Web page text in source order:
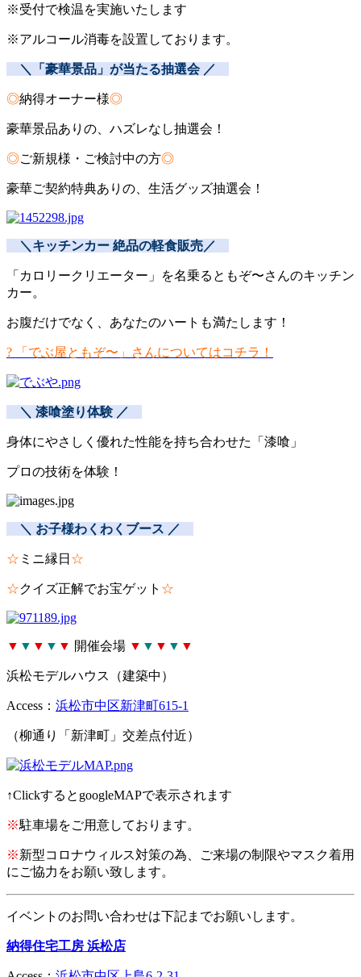
※受付で検温を実施いたします
※アルコール消毒を設置しております。
＼「豪華景品」が当たる抽選会 ／
◎納得オーナー様◎
豪華景品ありの、ハズレなし抽選会！
◎ご新規様・ご検討中の方◎
豪華ご契約特典ありの、生活グッズ抽選会！
＼キッチンカー 絶品の軽食販売／
「カロリークリエーター」を名乗るともぞ〜さんのキッチン
カー。
お腹だけでなく、あなたのハートも満たします！
? 「でぶ屋ともぞ〜」さんについてはコチラ！
＼ 漆喰塗り体験 ／
身体にやさしく優れた性能を持ち合わせた「漆喰」
プロの技術を体験！
＼ お子様わくわくブース ／
☆ ミニ縁日 ☆
☆クイズ正解でお宝ゲット ☆
▼ ▼ ▼ ▼ ▼ 開催会場 ▼ ▼ ▼ ▼ ▼
浜松モデルハウス（建築中）
Access： 浜松市中区新津町615-1
（柳通り「新津町」交差点付近）
↑ClickするとgoogleMAPで表示されます
※駐車場をご用意しております。
※新型コロナウィルス対策の為、ご来場の制限やマスク着用
にご協力をお願い致します。
イベントのお問い合わせは下記までお願いします。
納得住宅工房 浜松店